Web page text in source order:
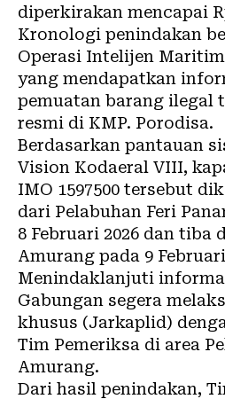
diperkirakan mencapai
Kronologi penindakan
Operasi Intelijen
yang mendapatkan
pemuatan barang ilegal
resmi di KMP. Porodisa.
Berdasarkan pantauan
Vision Kodaeral VIII,
IMO 1597500 tersebut
dari Pelabuhan Feri
8 Februari 2026 dan tiba
Amurang pada 9 Februari
Menindaklanjuti
Gabungan segera
khusus (Jarkaplid)
Tim Pemeriksa di area
Amurang.
Dari hasil penindakan,